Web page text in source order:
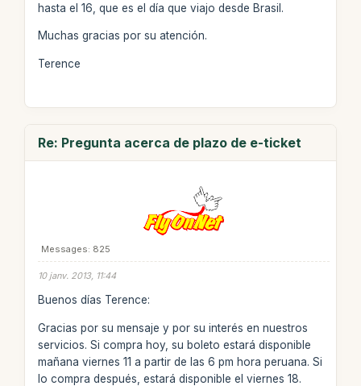
hasta el 16, que es el día que viajo desde Brasil.
Muchas gracias por su atención.
Terence
Re: Pregunta acerca de plazo de e-ticket
Messages: 825
10 janv. 2013, 11:44
Buenos días Terence:
Gracias por su mensaje y por su interés en nuestros
servicios. Si compra hoy, su boleto estará disponible
mañana viernes 11 a partir de las 6 pm hora peruana. Si
lo compra después, estará disponible el viernes 18.